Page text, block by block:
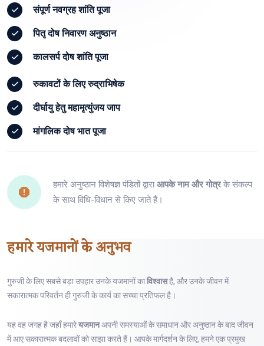
संपूर्णनवग्रह शांति पूजा
पितृ दोषनिवारण अनुष्ठान
कालसर्प दोषशांति पूजा
रुकावटों के लिएरुद्राभिषेक
दीर्घायु हेतुमहामृत्युंजय जाप
मांगलिक दोषभात पूजा
हमारे अनुष्ठान विशेषज्ञ पंडितों द्वाराआपके नाम और गोत्रके संकल्प
के साथ विधि-विधान से किए जाते हैं।
हमारेयजमानोंके अनुभव
गुरुजी के लिए सबसे बड़ा उपहार उनके यजमानों काविश्वासहै, और उनके जीवन में
सकारात्मक परिवर्तन ही गुरुजी के कार्य का सच्चा प्रतिफल है।
यह वह जगह है जहाँ हमारेयजमानअपनी समस्याओं के समाधान और अनुष्ठान के बाद जीवन
में आए सकारात्मक बदलावों को साझा करते हैं। आपके मार्गदर्शन के लिए, हमने एक प्रमुख